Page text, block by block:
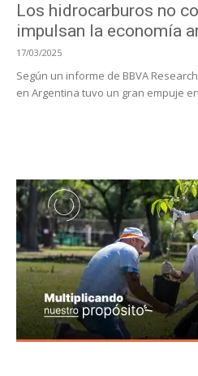
Los hidrocarburos no
impulsan la economía
17/03/2025
Según un informe de BBVA
en Argentina tuvo un gran empuje